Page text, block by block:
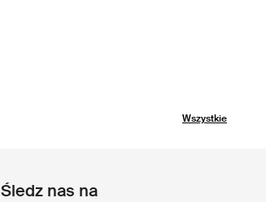
Wszystkie
Śledz nas na